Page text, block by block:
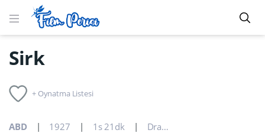
Sirk
+ Oynatma Listesi
ABD 1927 1s 21dk Dram